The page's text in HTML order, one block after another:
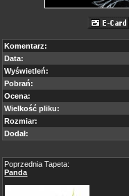
Komentarz:
Data:
Wyświetleń:
Pobrań:
Ocena:
Wielkość pliku:
Rozmiar:
Dodał:
Poprzednia Tapeta:
Panda